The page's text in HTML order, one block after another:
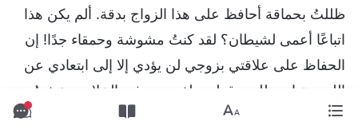
ظللتُ بحماقة أحافظ على هذا الزواج بدقة. ألم يكن هذا
اتباعًا أعمى لشيطان؟ لقد كنتُ مشوشة وحمقاء جدًا! إن
الحفاظ على علاقتي بزوجي لن يؤدي إلا إلى ابتعادي عن
الله، وخيانتي لله، وقطعي لفرصتي في الخلاص. عشتُ
وفقًا لنظرة خاطئة للحب، واعتبرتُ السعي وراء زواج